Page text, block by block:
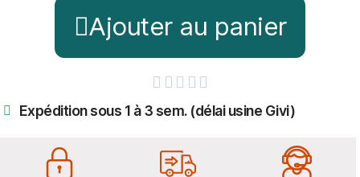
Ajouter au panier
    
Expédition sous 1 à 3 sem. (délai usine Givi)